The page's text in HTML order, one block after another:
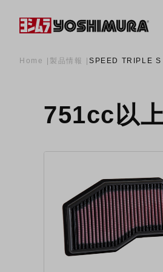
Home 製品情報 SPEED TRIPLE S
751cc以